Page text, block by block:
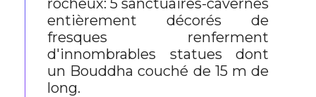
rocheux: 5 sanctuaires-cavernes
entièrement décorés de
fresques renferment
d'innombrables statues dont
un Bouddha couché de 15 m de
long.